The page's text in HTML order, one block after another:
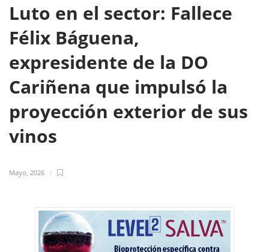
Luto en el sector: Fallece
Félix Báguena,
expresidente de la DO
Cariñena que impulsó la
proyección exterior de sus
vinos
Mayo, 2026